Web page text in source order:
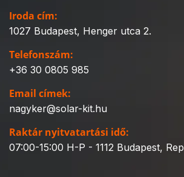
Iroda cím:
1027 Budapest, Henger utca 2.
Telefonszám:
+36 30 0805 985
Email címek:
nagyker@solar-kit.hu
Raktár nyitvatartási idő:
07:00-15:00 H-P - 1112 Budapest,